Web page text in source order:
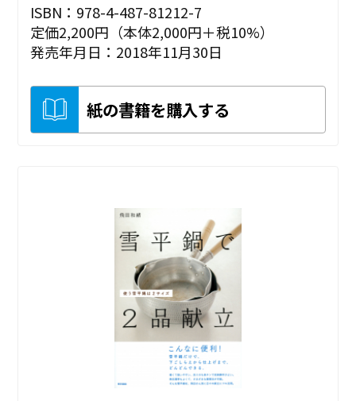
ISBN：978-4-487-81212-7
定価2,200円（本体2,000円＋税10%）
発売年月日：2018年11月30日
紙の書籍を購入する